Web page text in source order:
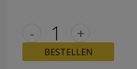
- +
BESTELLEN